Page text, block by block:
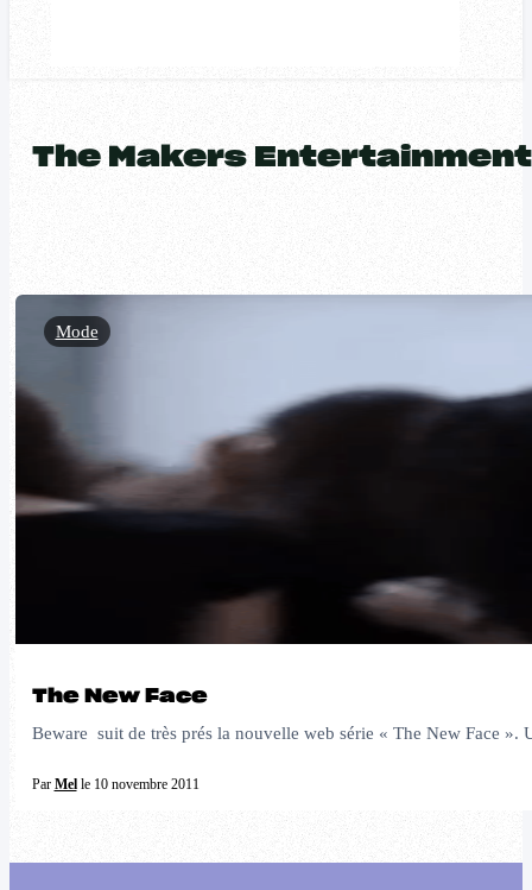
The Makers Entertainment
The New Face
Beware suit de très prés la nouvelle web série « The New Face
Par Melle 10 novembre 2011
Mode